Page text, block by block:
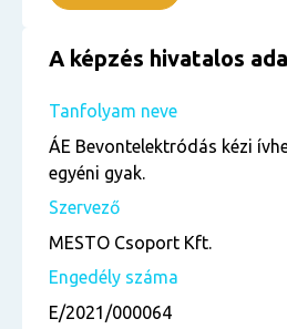
A képzés hivatalos
Tanfolyam neve
ÁE Bevontelektródás kézi
egyéni gyak.
Szervező
MESTO Csoport Kft.
Engedély száma
E/2021/000064